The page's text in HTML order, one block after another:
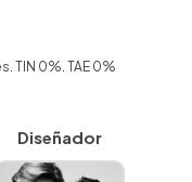
TIN 0%. TAE 0%
Diseñador